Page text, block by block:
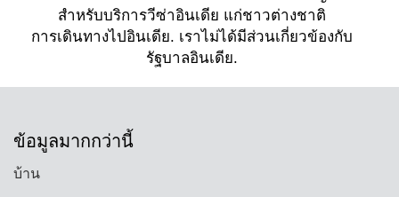
ข้อมูลมากกว่านี้
บ้าน